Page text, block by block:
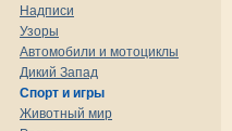
Надписи
Узоры
Автомобили и мотоциклы
Дикий Запад
Спорт и игры
Животный мир